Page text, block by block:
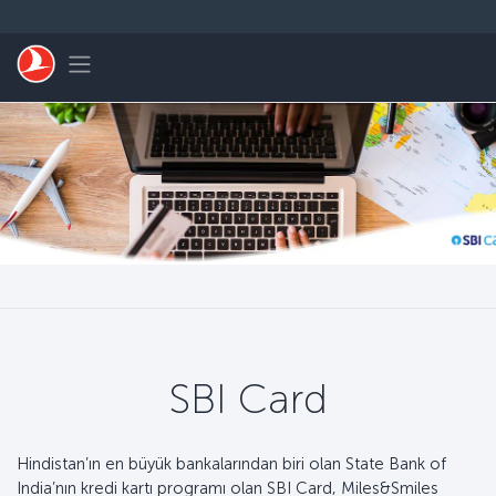
Toggle navigation
SBI Card
Hindistan’ın en büyük bankalarından biri olan State Bank of
India’nın kredi kartı programı olan SBI Card, Miles&Smiles